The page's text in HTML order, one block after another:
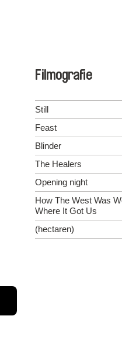
Filmografie
Still
Feast
Blinder
The Healers
Opening night
How The West Was
Where It Got Us
(hectaren)